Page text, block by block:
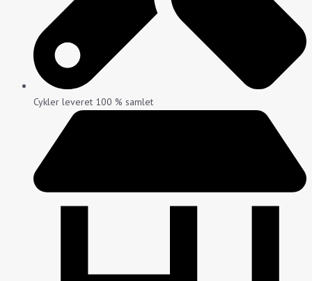
Cykler leveret 100 % samlet